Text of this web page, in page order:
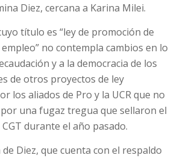
Diez, cercana a Karina Milei.
título es “ley de promoción de
no contempla cambios en lo
y a la democracia de los
de otros proyectos de ley
los aliados de Pro y la UCR que no
una fugaz tregua que sellaron el
durante el año pasado.
Diez, que cuenta con el respaldo